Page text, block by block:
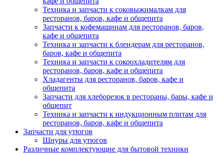
Техника и запчасти к соковыжималкам для
ресторанов, баров, кафе и общепита
Запчасти к кофемашинам для ресторанов, баров,
кафе и общепита
Техника и запчасти к блендерам для ресторанов,
баров, кафе и общепита
Техника и запчасти к сокоохладителям для
ресторанов, баров, кафе и общепита
Хладагенты для ресторанов, баров, кафе и
общепита
Запчасти для хлеборезок в рестораны, бары, кафе и
общепит
Техника и запчасти к индукционным плитам для
ресторанов, баров, кафе и общепита
Запчасти для утюгов
Шнуры для утюгов
Различные комплектующие для бытовой техники